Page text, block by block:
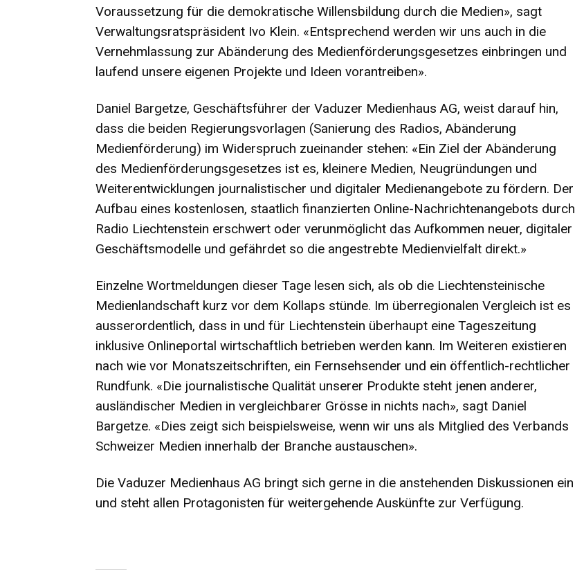
Voraussetzung für die demokratische Willensbildung durch die Medien», sagt
Verwaltungsratspräsident Ivo Klein. «Entsprechend werden wir uns auch in die
Vernehmlassung zur Abänderung des Medienförderungsgesetzes einbringen und
laufend unsere eigenen Projekte und Ideen vorantreiben».
Daniel Bargetze, Geschäftsführer der Vaduzer Medienhaus AG, weist darauf hin,
dass die beiden Regierungsvorlagen (Sanierung des Radios, Abänderung
Medienförderung) im Widerspruch zueinander stehen: «Ein Ziel der Abänderung
des Medienförderungsgesetzes ist es, kleinere Medien, Neugründungen und
Weiterentwicklungen journalistischer und digitaler Medienangebote zu fördern. Der
Aufbau eines kostenlosen, staatlich finanzierten Online-Nachrichtenangebots durch
Radio Liechtenstein erschwert oder verunmöglicht das Aufkommen neuer, digitaler
Geschäftsmodelle und gefährdet so die angestrebte Medienvielfalt direkt.»
Einzelne Wortmeldungen dieser Tage lesen sich, als ob die Liechtensteinische
Medienlandschaft kurz vor dem Kollaps stünde. Im überregionalen Vergleich ist es
ausserordentlich, dass in und für Liechtenstein überhaupt eine Tageszeitung
inklusive Onlineportal wirtschaftlich betrieben werden kann. Im Weiteren existieren
nach wie vor Monatszeitschriften, ein Fernsehsender und ein öffentlich-rechtlicher
Rundfunk. «Die journalistische Qualität unserer Produkte steht jenen anderer,
ausländischer Medien in vergleichbarer Grösse in nichts nach», sagt Daniel
Bargetze. «Dies zeigt sich beispielsweise, wenn wir uns als Mitglied des Verbands
Schweizer Medien innerhalb der Branche austauschen».
Die Vaduzer Medienhaus AG bringt sich gerne in die anstehenden Diskussionen ein
und steht allen Protagonisten für weitergehende Auskünfte zur Verfügung.